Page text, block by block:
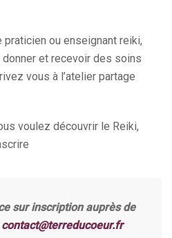
ou enseignant reiki,
et recevoir des soins
vous à l’atelier partage
voulez découvrir le Reiki,
sur inscription auprès de
contact@terreducoeur.fr